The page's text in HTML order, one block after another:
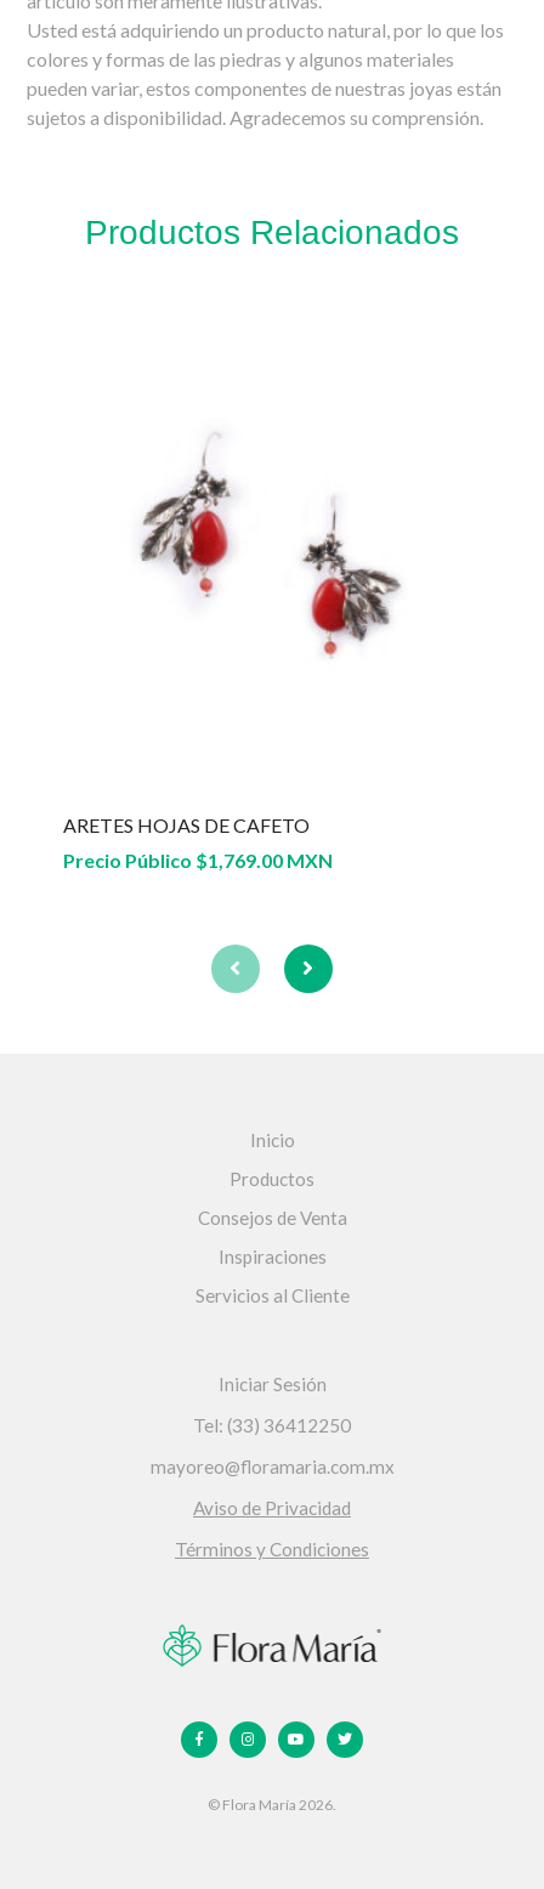
Usted está adquiriendo un producto natural, por lo que los
colores y formas de las piedras y algunos materiales
pueden variar, estos componentes de nuestras joyas están
sujetos a disponibilidad. Agradecemos su comprensión.
Productos Relacionados
ARETES HOJAS DE CAFETO
Precio Público $1,769.00 MXN
Inicio
Productos
Consejos de Venta
Inspiraciones
Servicios al Cliente
© Flora María 2026.
Iniciar Sesión
Tel: (33) 36412250
mayoreo@floramaria.com.mx
Aviso de Privacidad
Términos y Condiciones